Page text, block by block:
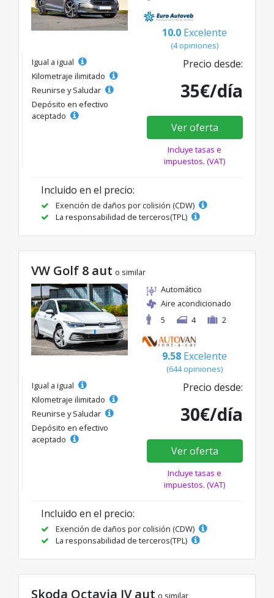
10.0 Excelente
(4 opiniones)
Igual a igual
Kilometraje ilimitado
Reunirse y Saludar
Depósito en efectivo
aceptado
Precio desde:
35€/día
Ver oferta
Incluye tasas e
impuestos. (VAT)
Incluido en el precio:
Exención de daños por colisión (CDW)
La responsabilidad de terceros(TPL)
VW Golf 8 aut o similar
Automático
Aire acondicionado
5
4 2
9.58 Excelente
(644 opiniones)
Igual a igual
Kilometraje ilimitado
Reunirse y Saludar
Depósito en efectivo
aceptado
Precio desde:
30€/día
Ver oferta
Incluye tasas e
impuestos. (VAT)
Incluido en el precio:
Exención de daños por colisión (CDW)
La responsabilidad de terceros(TPL)
Skoda Octavia IV aut o similar